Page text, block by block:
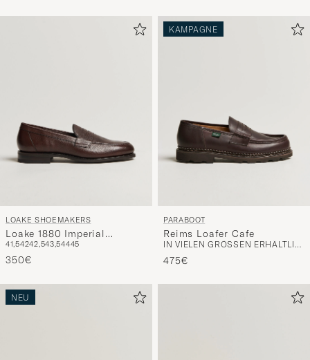
LOAKE SHOEMAKERS
Loake 1880 Imperial
Grained Penny Loafer Dark
Brown
41,54242,543,54445
350€
KAMPAGNE
PARABOOT
Reims Loafer Cafe
IN VIELEN GRÖSSEN ERHÄLTLICH
475€
NEU